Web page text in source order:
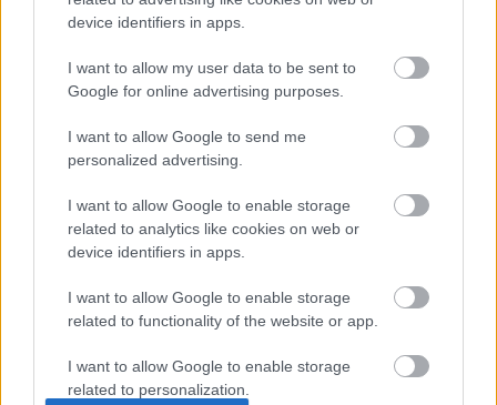
device identifiers in apps.
I want to allow my user data to be sent to
Google for online advertising purposes.
I want to allow Google to send me
personalized advertising.
I want to allow Google to enable storage
related to analytics like cookies on web or
device identifiers in apps.
I want to allow Google to enable storage
related to functionality of the website or app.
I want to allow Google to enable storage
related to personalization.
Apák és pupák
stolzingimalter •2022. január 27.
Nem kell nagyon éles elme hozzá, hogy átlássa az
ember, mi történik. Daniel Barenboim a fiával
koncertezik, nyilván azért teszi, mert tehetségesnek
gondoskodás részének érzi, hogy beindítja Michael
fia karrierjét. Volt már rá példa a világban, egy